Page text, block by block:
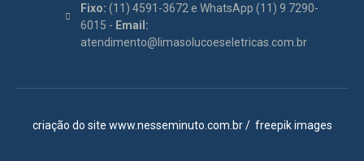
Fixo: (11) 4591-3672 e WhatsApp (11) 9 7290-
6015 - Email:
atendimento@limasolucoeseletricas.com.br
criação do site www.nesseminuto.com.br/ freepik images